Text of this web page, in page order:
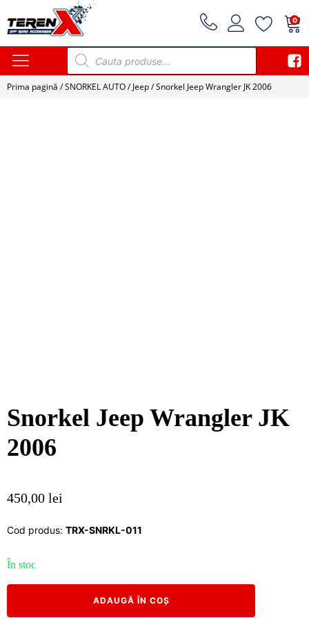
0
Products
search
Prima pagină /SNORKEL AUTO/Jeep/ Snorkel Jeep Wrangler JK 2006
Snorkel Jeep Wrangler JK
2006
450,00 lei
Cod produs: TRX-SNRKL-011
În stoc
ADAUGĂ ÎN COȘ